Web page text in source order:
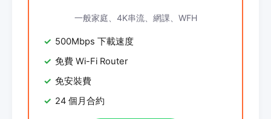
一般家庭、4K串流、網課、WFH
500Mbps 下載速度
免費 Wi-Fi Router
免安裝費
24 個月合約